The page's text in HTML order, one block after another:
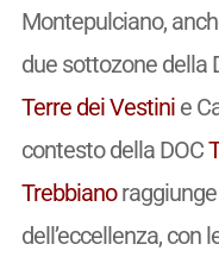
Montepulciano,
due sottozone della
Terre dei Vestinie
contesto della DOC
Trebbiano
dell’eccellenza, con